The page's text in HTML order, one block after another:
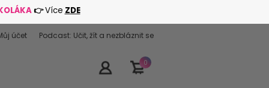
👉Více ZDE
0
účet Podcast: Učit, žít a nezbláznit se